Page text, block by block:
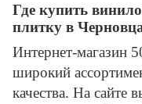
Где купить
плитку в
Интернет-магазин
широкий
качества. На сайте